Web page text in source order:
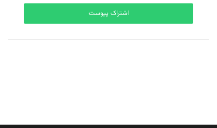
بابک نقاش
تحریریه
اشتراک پیوست